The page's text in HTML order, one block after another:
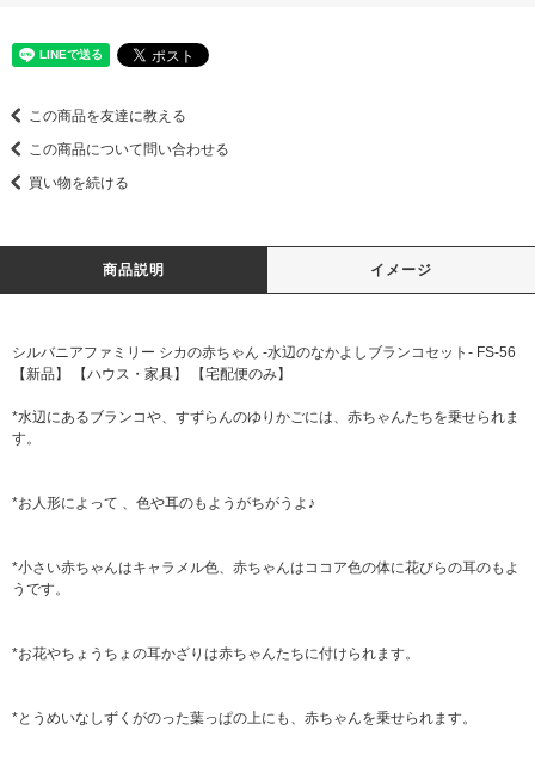
この商品を友達に教える
この商品について問い合わせる
買い物を続ける
商品説明 イメージ
シルバニアファミリー シカの赤ちゃん -水辺のなかよしブランコセット- FS-56
【新品】 【ハウス・家具】 【宅配便のみ】
*水辺にあるブランコや、すずらんのゆりかごには、赤ちゃんたちを乗せられま
す。
*お人形によって 、色や耳のもようがちがうよ♪
*小さい赤ちゃんはキャラメル色、赤ちゃんはココア色の体に花びらの耳のもよ
うです。
*お花やちょうちょの耳かざりは赤ちゃんたちに付けられます。
*とうめいなしずくがのった葉っぱの上にも、赤ちゃんを乗せられます。